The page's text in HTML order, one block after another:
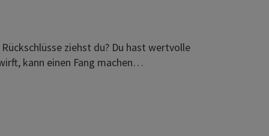
ziehst du? Du hast wertvolle
kann einen Fang machen…